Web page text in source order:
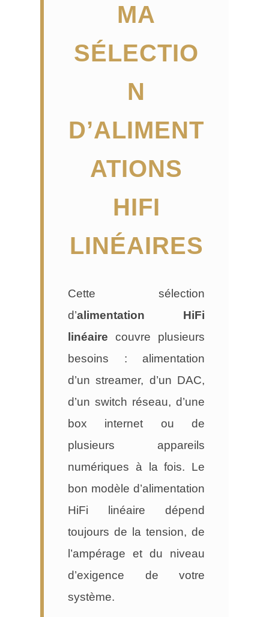
MA
SÉLECTIO
N
D’ALIMENT
ATIONS
HIFI
LINÉAIRES
Cette sélection
d’alimentation HiFi
linéaire couvre plusieurs
besoins : alimentation
d’un streamer, d’un DAC,
d’un switch réseau, d’une
box internet ou de
plusieurs appareils
numériques à la fois. Le
bon modèle d’alimentation
HiFi linéaire dépend
toujours de la tension, de
l’ampérage et du niveau
d’exigence de votre
système.